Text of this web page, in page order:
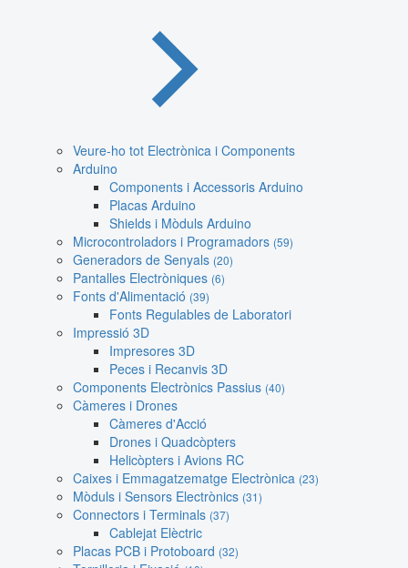
Veure-ho tot Electrònica i Components
Arduino
Components i Accessoris Arduino
Placas Arduino
Shields i Mòduls Arduino
Microcontroladors i Programadors (59)
Generadors de Senyals (20)
Pantalles Electròniques (6)
Fonts d'Alimentació (39)
Fonts Regulables de Laboratori
Impressió 3D
Impresores 3D
Peces i Recanvis 3D
Components Electrònics Passius (40)
Càmeres i Drones
Càmeres d'Acció
Drones i Quadcòpters
Helicòpters i Avions RC
Caixes i Emmagatzematge Electrònica (23)
Mòduls i Sensors Electrònics (31)
Connectors i Terminals (37)
Cablejat Elèctric
Placas PCB i Protoboard (32)